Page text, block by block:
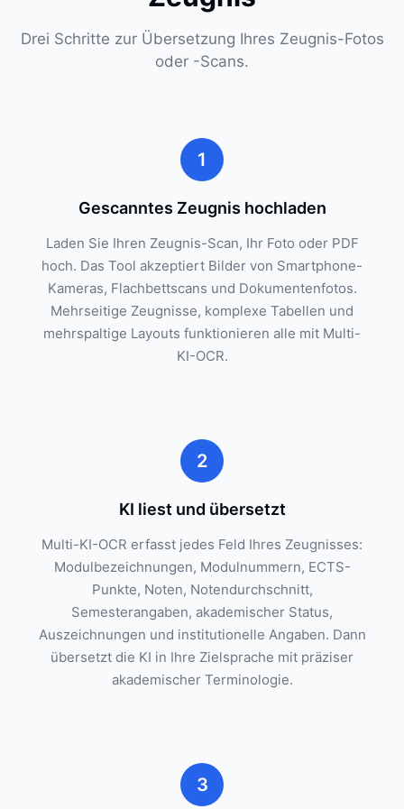
Drei Schritte zur Übersetzung Ihres Zeugnis-Fotos
oder -Scans.
1
Gescanntes Zeugnis hochladen
Laden Sie Ihren Zeugnis-Scan, Ihr Foto oder PDF
hoch. Das Tool akzeptiert Bilder von Smartphone-
Kameras, Flachbettscans und Dokumentenfotos.
Mehrseitige Zeugnisse, komplexe Tabellen und
mehrspaltige Layouts funktionieren alle mit Multi-
KI-OCR.
2
KI liest und übersetzt
Multi-KI-OCR erfasst jedes Feld Ihres Zeugnisses:
Modulbezeichnungen, Modulnummern, ECTS-
Punkte, Noten, Notendurchschnitt,
Semesterangaben, akademischer Status,
Auszeichnungen und institutionelle Angaben. Dann
übersetzt die KI in Ihre Zielsprache mit präziser
akademischer Terminologie.
3